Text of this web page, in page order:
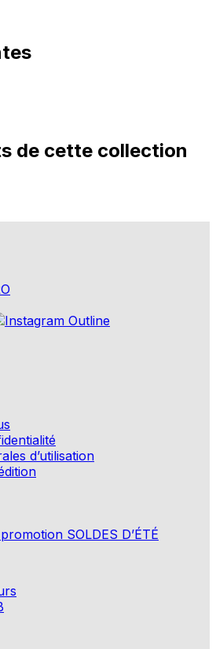
de cette collection
d’utilisation
SOLDES D’ÉTÉ